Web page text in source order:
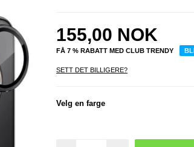
155,00 NOK
FÅ 7 % RABATT MED CLUB TRENDY
SETT DET BILLIGERE?
Velg en farge